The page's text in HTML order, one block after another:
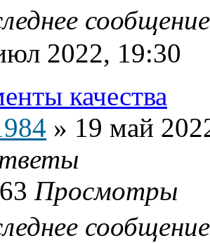
2022, 19:30
качества
» 19 май
Просмотры